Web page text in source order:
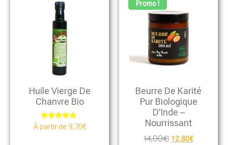
Huile Vierge De
Chanvre Bio
Note
5.00
À partir de 9,70€
Promo !
Beurre De Karité
Pur Biologique
D’Inde –
Nourrissant
14,00€ 12,80€